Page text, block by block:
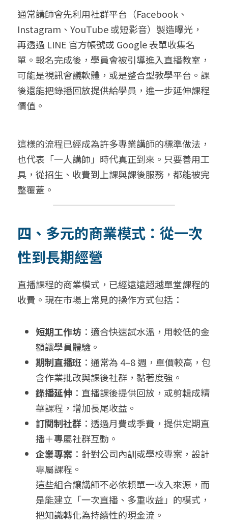
通常講師會先利用社群平台（Facebook、
Instagram、YouTube 或短影音）製造曝光，
再透過 LINE 官方帳號或 Google 表單收集名
單。報名完成後，學員會被引導進入直播教室，
可能是視訊會議軟體，或是整合型教學平台。課
後還能把錄播回放提供給學員，進一步延伸課程
價值。
這樣的流程已經成為許多專業講師的標準做法，
也代表「一人講師」時代真正到來。只要善用工
具，從招生、收費到上課與課後服務，都能被完
整覆蓋。
四、多元的商業模式：從一次
性到長期經營
直播課程的商業模式，已經遠遠超越單堂課程的
收費。現在市場上常見的操作方式包括：
短期工作坊 ：適合快速試水溫，用較低的金
額讓學員體驗。
期制直播班 ：通常為 4–8 週，單價較高，包
含作業批改與課後社群，黏著度強。
錄播延伸 ：直播課後提供回放，或剪輯成精
華課程，增加長尾收益。
訂閱制社群 ：透過月費或季費，提供定期直
播＋專屬社群互動。
企業專案 ：針對公司內訓或學校專案，設計
專屬課程。
這些組合讓講師不必依賴單一收入來源，而
是能建立「一次直播、多重收益」的模式，
把知識轉化為持續性的現金流。